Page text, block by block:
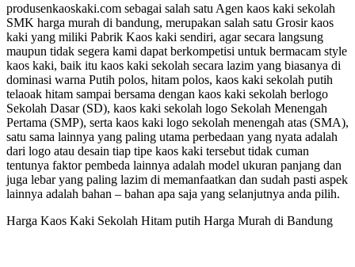
produsenkaoskaki.com sebagai salah satu Agen kaos kaki sekolah
SMK harga murah di bandung, merupakan salah satu Grosir kaos
kaki yang miliki Pabrik Kaos kaki sendiri, agar secara langsung
maupun tidak segera kami dapat berkompetisi untuk bermacam style
kaos kaki, baik itu kaos kaki sekolah secara lazim yang biasanya di
dominasi warna Putih polos, hitam polos, kaos kaki sekolah putih
telaoak hitam sampai bersama dengan kaos kaki sekolah berlogo
Sekolah Dasar (SD), kaos kaki sekolah logo Sekolah Menengah
Pertama (SMP), serta kaos kaki logo sekolah menengah atas (SMA),
satu sama lainnya yang paling utama perbedaan yang nyata adalah
dari logo atau desain tiap tipe kaos kaki tersebut tidak cuman
tentunya faktor pembeda lainnya adalah model ukuran panjang dan
juga lebar yang paling lazim di memanfaatkan dan sudah pasti aspek
lainnya adalah bahan – bahan apa saja yang selanjutnya anda pilih.
Harga Kaos Kaki Sekolah Hitam putih Harga Murah di Bandung